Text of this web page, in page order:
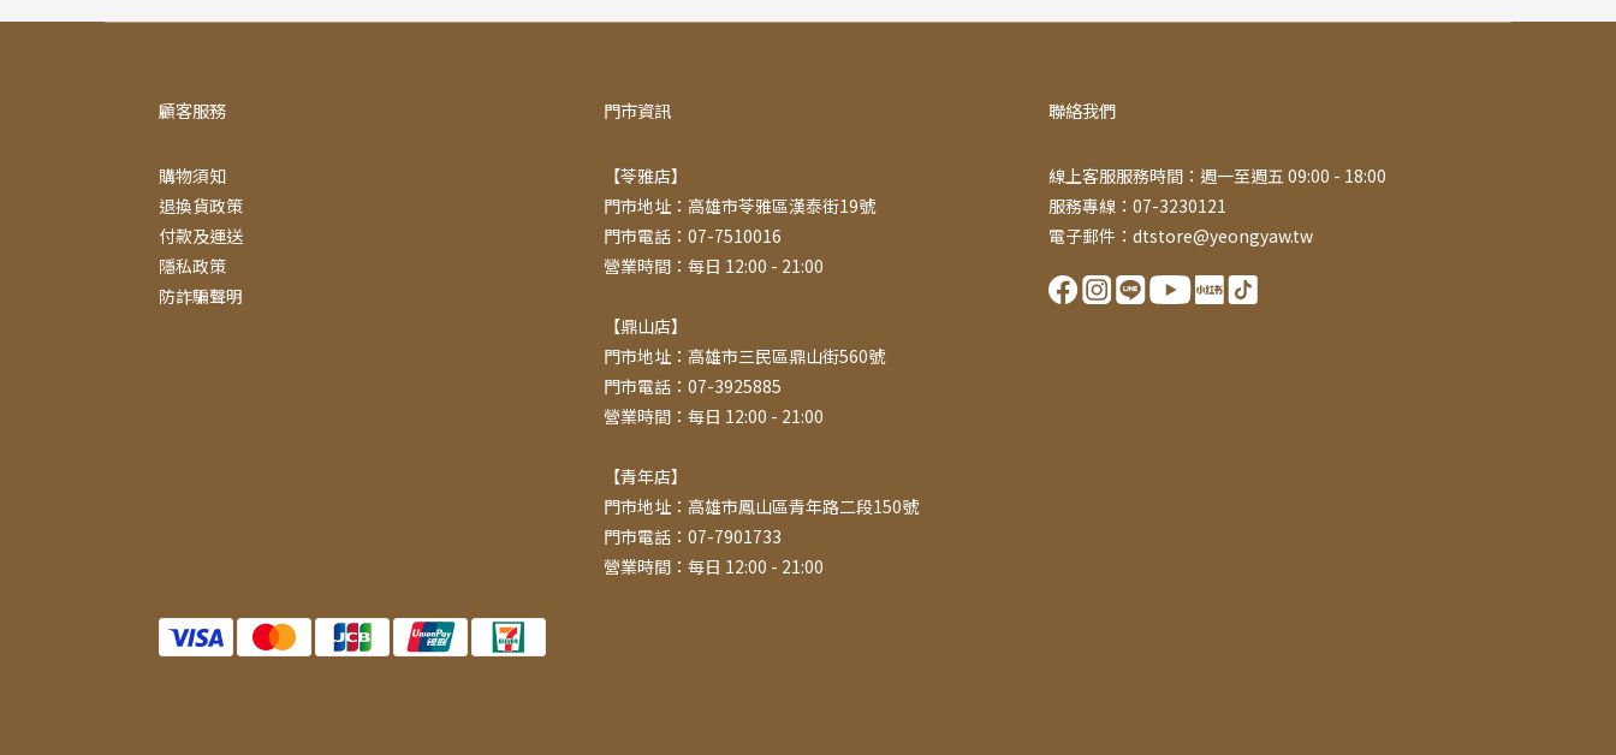
顧客服務
購物須知
退換貨政策
付款及運送
隱私政策
防詐騙聲明
門市資訊
【苓雅店】
門市地址：高雄市苓雅區漢泰街19號
門市電話：07-7510016
營業時間：每日 12:00 - 21:00
【鼎山店】
門市地址：高雄市三民區鼎山街560號
門市電話：07-3925885
營業時間：每日 12:00 - 21:00
【青年店】
門市地址：高雄市鳳山區青年路二段150號
門市電話：07-7901733
營業時間：每日 12:00 - 21:00
聯絡我們
線上客服服務時間：週一至週五 09:00 - 18:00
服務專線：07-3230121
電子郵件：dtstore@yeongyaw.tw